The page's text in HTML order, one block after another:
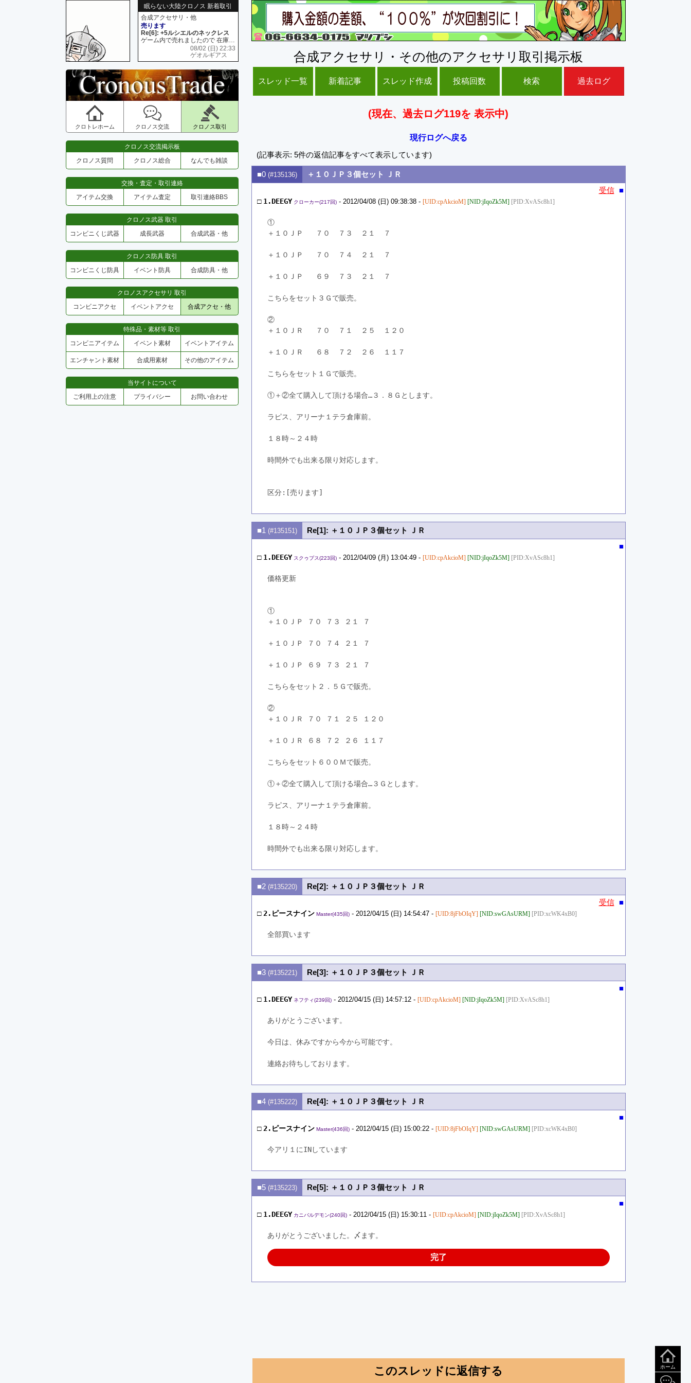
眠らない大陸クロノス 新着取引
合成アクセサリ・他
売ります
Re[6]: +5ルシエルのネックレス
ゲーム内で売れましたので 在庫がネク1 リング4 となります リングのお値段は80G といたします
08/02 (日) 22:33
ゲオルギアス
クロトレホーム クロノス交流 クロノス取引
クロノス交流掲示板
クロノス質問
クロノス総合 なんでも雑談
交換・査定・取引連絡
アイテム交換
アイテム査定 取引連絡BBS
クロノス武器 取引
コンビニくじ武器
成長武器 合成武器・他
クロノス防具 取引
コンビニくじ防具
イベント防具 合成防具・他
クロノスアクセサリ 取引
コンビニアクセ
イベントアクセ 合成アクセ・他
特殊品・素材等 取引
コンビニアイテム
イベント素材 イベントアイテム
エンチャント素材 合成用素材 その他のアイテム
当サイトについて
ご利用上の注意
プライバシー お問い合わせ
ホーム
合成アクセサリ・その他のアクセサリ取引掲示板
スレッド一覧 新着記事 スレッド作成 投稿回数 検索 過去ログ
(現在、過去ログ119を 表示中)
現行ログへ戻る
(記事表示: 5件の返信記事をすべて表示しています)
■0 (#135136) ＋１０ＪＰ３個セット ＪＲ
受信 ■
□ 1.DEEGY クローカー(217回)- 2012/04/08 (日) 09:38:38 - [UID:cpAkcioM] [NID:jIqoZk5M] [PID:XvASc8h1]
①
＋１０ＪＰ   ７０  ７３  ２１  ７
＋１０ＪＰ   ７０  ７４  ２１  ７
＋１０ＪＰ   ６９  ７３  ２１  ７
こちらをセット３Ｇで販売。
②
＋１０ＪＲ   ７０  ７１  ２５  １２０
＋１０ＪＲ   ６８  ７２  ２６  １１７
こちらをセット１Ｇで販売。
①＋②全て購入して頂ける場合…３．８Ｇとします。
ラピス、アリーナ１テラ倉庫前。
１８時～２４時
時間外でも出来る限り対応します。
区分:[売ります]
■1 (#135151)
Re[1]: ＋１０ＪＰ３個セット ＪＲ
■
□ 1.DEEGY スクゥプス(223回)- 2012/04/09 (月) 13:04:49 - [UID:cpAkcioM] [NID:jIqoZk5M] [PID:XvASc8h1]
価格更新
①
＋１０ＪＰ ７０ ７３ ２１ ７
＋１０ＪＰ ７０ ７４ ２１ ７
＋１０ＪＰ ６９ ７３ ２１ ７
こちらをセット２．５Ｇで販売。
②
＋１０ＪＲ ７０ ７１ ２５ １２０
＋１０ＪＲ ６８ ７２ ２６ １１７
こちらをセット６００Ｍで販売。
①＋②全て購入して頂ける場合…３Ｇとします。
ラピス、アリーナ１テラ倉庫前。
１８時～２４時
時間外でも出来る限り対応します。
■2 (#135220) Re[2]: ＋１０ＪＰ３個セット ＪＲ
受信 ■
□ 2.ピースナイン Master(435回)- 2012/04/15 (日) 14:54:47 - [UID:8jFbOIqY] [NID:swGAsURM] [PID:xcWK4xB0]
全部買います
■3 (#135221)
Re[3]: ＋１０ＪＰ３個セット ＪＲ
■
□ 1.DEEGY ネフティ(239回)- 2012/04/15 (日) 14:57:12 - [UID:cpAkcioM] [NID:jIqoZk5M] [PID:XvASc8h1]
ありがとうございます。
今日は、休みですから今から可能です。
連絡お待ちしております。
■4 (#135222)
Re[4]: ＋１０ＪＰ３個セット ＪＲ
■
□ 2.ピースナイン Master(436回)- 2012/04/15 (日) 15:00:22 - [UID:8jFbOIqY] [NID:swGAsURM] [PID:xcWK4xB0]
今アリ１にINしています
■5 (#135223)
Re[5]: ＋１０ＪＰ３個セット ＪＲ
■
□ 1.DEEGY カニバルデモン(240回)- 2012/04/15 (日) 15:30:11 - [UID:cpAkcioM] [NID:jIqoZk5M] [PID:XvASc8h1]
ありがとうございました。〆ます。
完了
このスレッドに返信する